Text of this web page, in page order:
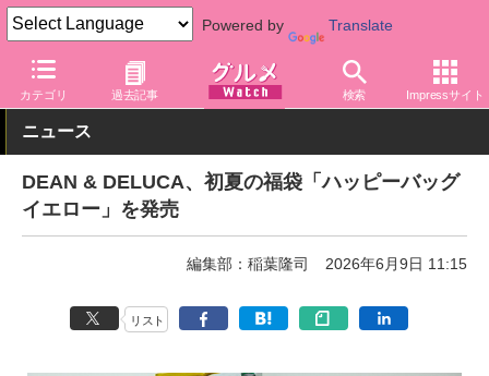
Powered by Translate
カテゴリ 過去記事 検索 Impressサイト
グルメ Watch 店舗 バラエティ ディーンアンドデルーカ
ニュース
DEAN & DELUCA、初夏の福袋「ハッピーバッグ
イエロー」を発売
編集部：稲葉隆司 2026年6月9日 11:15
リスト